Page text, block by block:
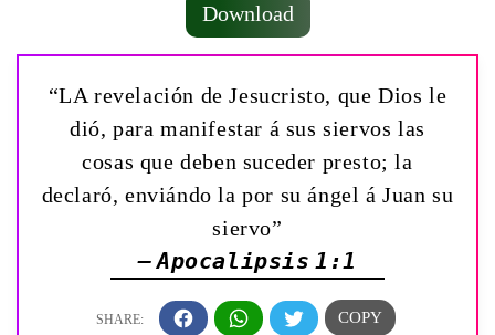
Download
“LA revelación de Jesucristo, que Dios le
dió, para manifestar á sus siervos las
cosas que deben suceder presto; la
declaró, enviándo la por su ángel á Juan su
siervo”
— Apocalipsis 1:1